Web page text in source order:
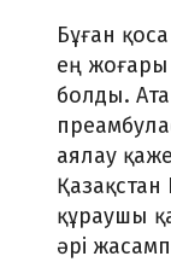
Бұған
ең жоғары
болды.
аялау
Қазақстан
құраушы
әрі